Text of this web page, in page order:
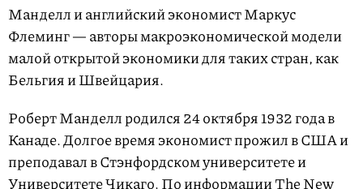
Манделл и английский экономист Маркус
Флеминг — авторы макроэкономической модели
малой открытой экономики для таких стран, как
Бельгия и Швейцария.
Роберт Манделл родился 24 октября 1932 года в
Канаде. Долгое время экономист прожил в США и
преподавал в Стэнфордcком университете и
Университете Чикаго. ПоинформацииThe New